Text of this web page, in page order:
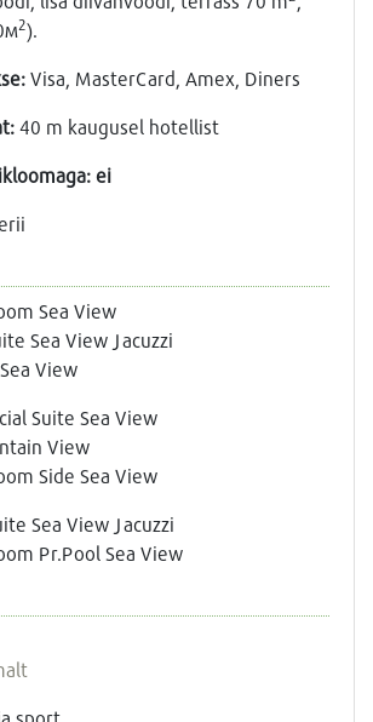
2).
Visa, MasterCard, Amex, Diners
40 m kaugusel hotellist
ei
Sea View
Sea View Jacuzzi
View
Suite Sea View
View
Side Sea View
Sea View Jacuzzi
Pr.Pool Sea View